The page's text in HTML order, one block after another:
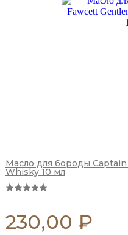
Масло для бороды
Whisky 10 мл
230,00 ₽